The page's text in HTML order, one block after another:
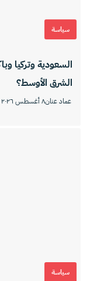
سياسة
السعودية وتركيا
الشرق الأوسط؟
عماد عنان٨ أغسطس ٢٠٢٦
سياسة